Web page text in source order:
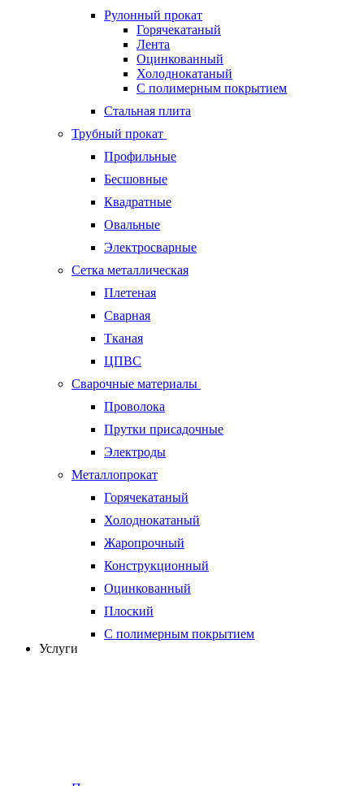
Рулонный прокат
Горячекатаный
Лента
Оцинкованный
Холоднокатаный
С полимерным покрытием
Стальная плита
Трубный прокат
Профильные
Бесшовные
Квадратные
Овальные
Электросварные
Сетка металлическая
Плетеная
Сварная
Тканая
ЦПВС
Сварочные материалы
Проволока
Прутки присадочные
Электроды
Металлопрокат
Горячекатаный
Холоднокатаный
Жаропрочный
Конструкционный
Оцинкованный
Плоский
С полимерным покрытием
Услуги